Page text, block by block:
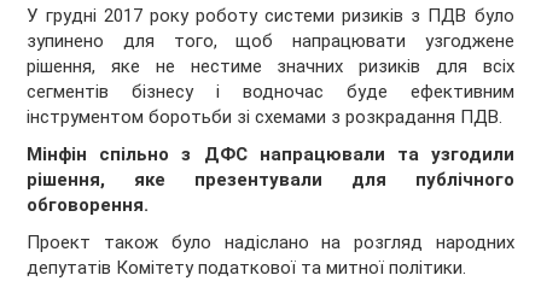
У грудні 2017 року роботу системи ризиків з ПДВ було
зупинено для того, щоб напрацювати узгоджене
рішення, яке не нестиме значних ризиків для всіх
сегментів бізнесу і водночас буде ефективним
інструментом боротьби зі схемами з розкрадання ПДВ.
Мінфін спільно з ДФС напрацювали та узгодили
рішення, яке презентували для публічного
обговорення.
Проект також було надіслано на розгляд народних
депутатів Комітету податкової та митної політики.